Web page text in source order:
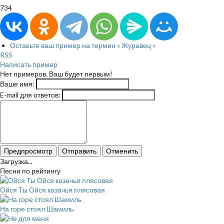
734
Оставьте ваш пример на термин « Журавец »
RSS
Написать пример
Нет примеров. Ваш будет первым!
Ваше имя:
E-mail для ответов:
Предпросмотр Отправить Отменить
Загрузка...
Песни по рейтингу
Ойся Ты Ойся казачья плясовая
На горе стоял Шамиль